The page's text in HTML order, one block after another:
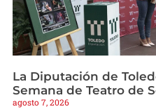
La Diputación de
Semana de Teatro de
agosto 7, 2026